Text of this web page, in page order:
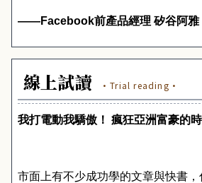
——Facebook前產品經理 矽谷阿雅
線上試讀 ·Trial reading·
我打電動我驕傲！ 瘋狂亞洲富豪的
市面上有不少成功學的文章與快書 ，